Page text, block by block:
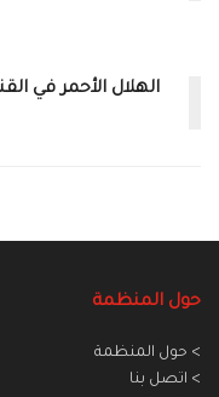
الهلال الأحمر في
حول المنظمة
> حول المنظمة
> اتصل بنا